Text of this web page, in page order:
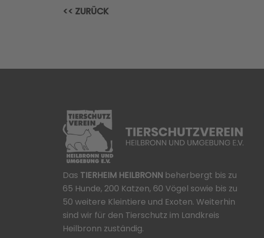
<< ZURÜCK
Das TIERHEIM HEILBRONN beherbergt bis zu
65 Hunde, 200 Katzen, 60 Vögel sowie bis zu
50 weitere Kleintiere und Exoten. Weiterhin
sind wir für den Tierschutz im Landkreis
Heilbronn zuständig.